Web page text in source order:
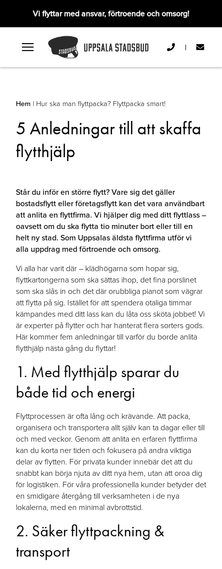
Vi flyttar med ansvar, förtroende och omsorg!
|
Hem | Hur ska man flyttpacka? Flyttpacka smart!
5 Anledningar till att skaffa
flytthjälp
Står du inför en större flytt? Vare sig det gäller
bostadsflytt eller företagsflytt kan det vara användbart
att anlita en flyttfirma. Vi hjälper dig med ditt flyttlass –
oavsett om du ska flytta tio minuter bort eller till en
helt ny stad. Som Uppsalas äldsta flyttfirma utför vi
alla uppdrag med förtroende och omsorg.
Vi alla har varit där – klädhögarna som hopar sig,
flyttkartongerna som ska sättas ihop, det fina porslinet
som ska slås in och det där orubbliga pianot som vägrar
att flytta på sig. Istället för att spendera otaliga timmar
kämpandes med ditt lass kan du låta oss sköta jobbet! Vi
är experter på flytter och har hanterat flera sorters gods.
Här kommer fem anledningar till varför du borde anlita
flytthjälp nästa gång du flyttar!
1. Med flytthjälp sparar du
både tid och energi
Flyttprocessen är ofta lång och krävande. Att packa,
organisera och transportera allt själv kan ta dagar eller till
och med veckor. Genom att anlita en erfaren flyttfirma
kan du korta ner tiden och fokusera på andra viktiga
delar av flytten. För privata kunder innebär det att du
snabbt kan börja njuta av ditt nya hem, utan att oroa dig
för logistiken. För våra professionella kunder betyder det
en smidigare återgång till verksamheten i de nya
lokalerna, med en minimal avbrottstid.
2. Säker flyttpackning &
transport